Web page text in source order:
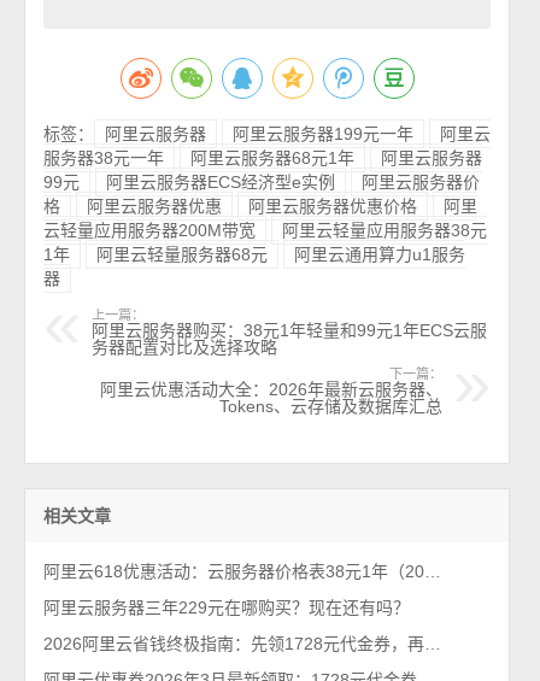
标签： 阿里云服务器 阿里云服务器199元一年
阿里云
服务器38元一年
阿里云服务器68元1年
阿里云服务器
99元
阿里云服务器ECS经济型e实例
阿里云服务器价
格
阿里云服务器优惠 阿里云服务器优惠价格
阿里
云轻量应用服务器200M带宽
阿里云轻量应用服务器38元
1年
阿里云轻量服务器68元
阿里云通用算力u1服务
器
上一篇：
阿里云服务器购买：38元1年轻量和99元1年ECS云服
务器配置对比及选择攻略
下一篇：
阿里云优惠活动大全：2026年最新云服务器、
Tokens、云存储及数据库汇总
相关文章
阿里云服务器三年229元在哪购买？现在还有吗？